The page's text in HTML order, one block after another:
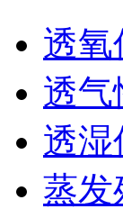
透氧
透气
透湿
蒸发